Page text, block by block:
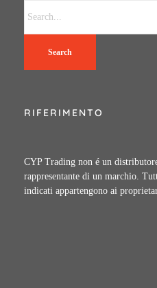
Search
RIFERIMENTO
CYP Trading non é un
rappresentante di un marchio.
indicati appartengono ai